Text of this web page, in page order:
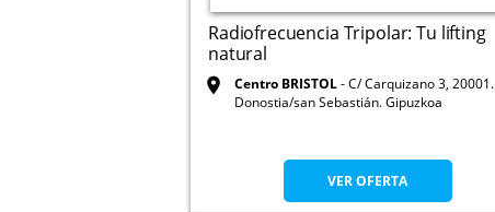
Radiofrecuencia Tripolar: Tu lifting
natural
Centro BRISTOL C/ Carquizano 3, 20001.
Donostia/san Sebastián. Gipuzkoa
VER OFERTA